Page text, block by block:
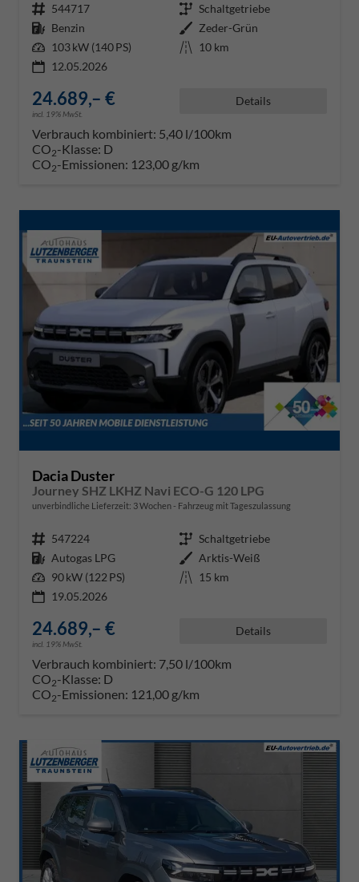
Fahrzeugnr. 544717 Getriebe Schaltgetriebe
Kraftstoff Benzin Außenfarbe Zeder-Grün
Leistung 103 kW (140 PS) Kilometerstand 10 km
12.05.2026
24.689,– €
incl. 19% MwSt.
Details
Verbrauch kombiniert: 5,40 l/100km
CO2-Klasse: D
CO2-Emissionen: 123,00 g/km
Dacia Duster
Journey SHZ LKHZ Navi ECO-G 120 LPG
unverbindliche Lieferzeit: 3 Wochen Fahrzeug mit Tageszulassung
Fahrzeugnr. 547224 Getriebe Schaltgetriebe
Kraftstoff Autogas LPG Außenfarbe Arktis-Weiß
Leistung 90 kW (122 PS) Kilometerstand 15 km
19.05.2026
24.689,– €
incl. 19% MwSt.
Details
Verbrauch kombiniert: 7,50 l/100km
CO2-Klasse: D
CO2-Emissionen: 121,00 g/km